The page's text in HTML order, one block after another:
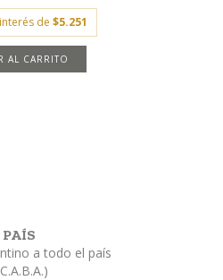
de $5.251
a todo el país